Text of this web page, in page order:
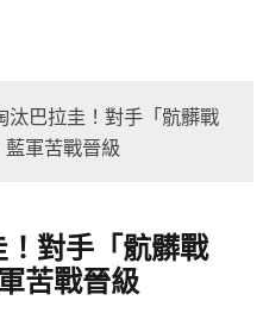
汰巴拉圭！對手「骯髒戰
軍苦戰晉級
對手「骯髒戰
苦戰晉級